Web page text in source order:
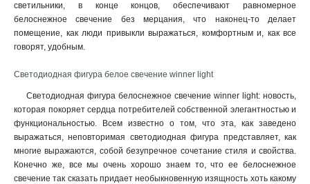
светильники, в конце концов, обеспечивают равномерное
белоснежное свечение без мерцания, что наконец-то делает
помещение, как люди привыкли выражаться, комфортным и, как все
говорят, удобным.
Светодиодная фигура белое свечение winner light
Светодиодная фигура белоснежное свечение winner light: новость,
которая покоряет сердца потребителей собственной элегантностью и
функциональностью. Всем известно о том, что эта, как заведено
выражаться, неповторимая светодиодная фигура представляет, как
многие выражаются, собой безупречное сочетание стиля и свойства.
Конечно же, все мы очень хорошо знаем то, что ее белоснежное
свечение так сказать придает необыкновенную изящность хоть какому